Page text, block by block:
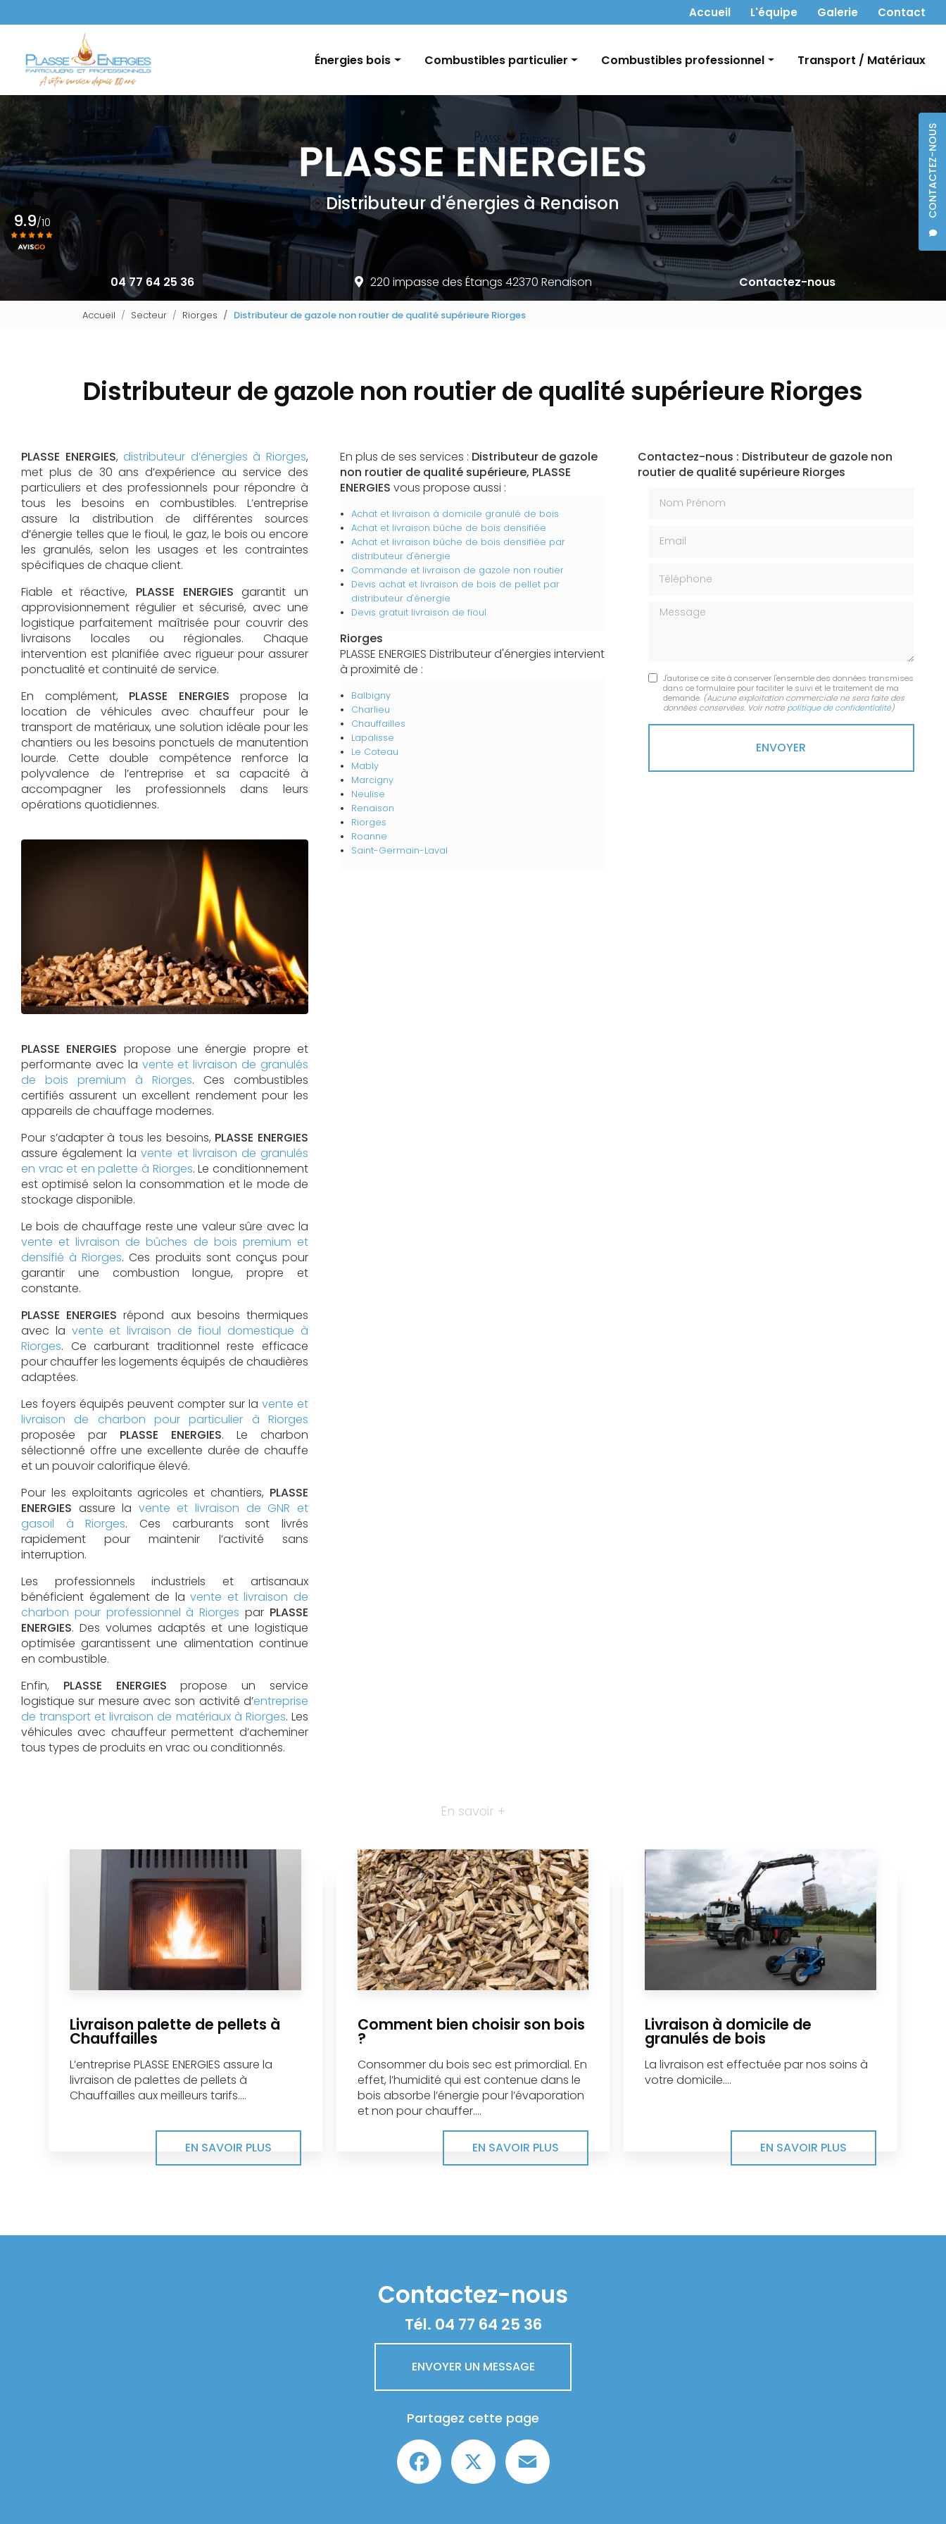
au
principal
CONTACTEZ-NOUS
Navigation secondaireAccueil L'équipe Galerie Contact
Énergies bois
Pellets / Granulés de bois
Granulés vrac / palette
Bûches
Conseils et informations
Combustibles particulier
Fioul domestique
Charbon
Combustibles professionnel
Charbon
Transport / Matériaux
Distributeur d'énergies à Renaison
04 77 64 25 36 220 impasse des Étangs 42370 Renaison Contactez-nous
9.9/10
Accueil Secteur Riorges Distributeur de gazole non routier de qualité supérieure Riorges
Distributeur de gazole non routier de qualité supérieure Riorges
PLASSE ENERGIES,distributeur d’énergies à Riorges,
met plus de 30 ans d’expérience au service des
particuliers et des professionnels pour répondre à
tous les besoins en combustibles. L’entreprise
assure la distribution de différentes sources
d’énergie telles que le fioul, le gaz, le bois ou encore
les granulés, selon les usages et les contraintes
spécifiques de chaque client.
Fiable et réactive, PLASSE ENERGIES garantit un
approvisionnement régulier et sécurisé, avec une
logistique parfaitement maîtrisée pour couvrir des
livraisons locales ou régionales. Chaque
intervention est planifiée avec rigueur pour assurer
ponctualité et continuité de service.
En complément, PLASSE ENERGIES propose la
location de véhicules avec chauffeur pour le
transport de matériaux, une solution idéale pour les
chantiers ou les besoins ponctuels de manutention
lourde. Cette double compétence renforce la
polyvalence de l’entreprise et sa capacité à
accompagner les professionnels dans leurs
opérations quotidiennes.
PLASSE ENERGIES propose une énergie propre et
performante avec la vente et livraison de granulés
de bois premium à Riorges. Ces combustibles
certifiés assurent un excellent rendement pour les
appareils de chauffage modernes.
Pour s’adapter à tous les besoins, PLASSE ENERGIES
assure également lavente et livraison de granulés
en vrac et en palette à Riorges. Le conditionnement
est optimisé selon la consommation et le mode de
stockage disponible.
Le bois de chauffage reste une valeur sûre avec la
vente et livraison de bûches de bois premium et
densifié à Riorges. Ces produits sont conçus pour
garantir une combustion longue, propre et
constante.
PLASSE ENERGIES répond aux besoins thermiques
avec la vente et livraison de fioul domestique à
Riorges. Ce carburant traditionnel reste efficace
pour chauffer les logements équipés de chaudières
adaptées.
Les foyers équipés peuvent compter sur la vente et
livraison de charbon pour particulier à Riorges
proposée par PLASSE ENERGIES. Le charbon
sélectionné offre une excellente durée de chauffe
et un pouvoir calorifique élevé.
Pour les exploitants agricoles et chantiers, PLASSE
ENERGIES assure la vente et livraison de GNR et
gasoil à Riorges. Ces carburants sont livrés
rapidement pour maintenir l’activité sans
interruption.
Les professionnels industriels et artisanaux
bénéficient également de lavente et livraison de
charbon pour professionnel à Riorges par PLASSE
ENERGIES. Des volumes adaptés et une logistique
optimisée garantissent une alimentation continue
en combustible.
Enfin, PLASSE ENERGIES propose un service
logistique sur mesure avec son activité d’entreprise
de transport et livraison de matériaux à Riorges. Les
véhicules avec chauffeur permettent d’acheminer
tous types de produits en vrac ou conditionnés.
En plus de ses services : Distributeur de gazole
non routier de qualité supérieure, PLASSE
ENERGIES vous propose aussi :
Achat et livraison à domicile granulé de bois
Achat et livraison bûche de bois densifiée
Achat et livraison bûche de bois densifiée par
distributeur d'énergie
Commande et livraison de gazole non routier
Devis achat et livraison de bois de pellet par
distributeur d'énergie
Devis gratuit livraison de fioul
Riorges
PLASSE ENERGIES Distributeur d'énergies intervient
à proximité de :
Balbigny
Charlieu
Chauffailles
Lapalisse
Le Coteau
Mably
Marcigny
Neulise
Renaison
Riorges
Roanne
Saint-Germain-Laval
Contactez-nous : Distributeur de gazole non
routier de qualité supérieure Riorges
Message
J'autorise ce site à conserver l'ensemble des données transmises
dans ce formulaire pour faciliter le suivi et le traitement de ma
demande. (Aucune exploitation commerciale ne sera faite des
données conservées. Voir notre politique de confidentialité)
En savoir +
Livraison palette de pellets à
Chauffailles
L’entreprise PLASSE ENERGIES assure la
livraison de palettes de pellets à
Chauffailles aux meilleurs tarifs....
EN SAVOIR PLUS
Comment bien choisir son bois
?
Consommer du bois sec est primordial. En
effet, l’humidité qui est contenue dans le
bois absorbe l’énergie pour l’évaporation
et non pour chauffer....
EN SAVOIR PLUS
Livraison à domicile de
granulés de bois
La livraison est effectuée par nos soins à
votre domicile....
EN SAVOIR PLUS
Contactez-nous
Tél. 04 77 64 25 36
ENVOYER UN MESSAGE
Partagez cette page
Facebook